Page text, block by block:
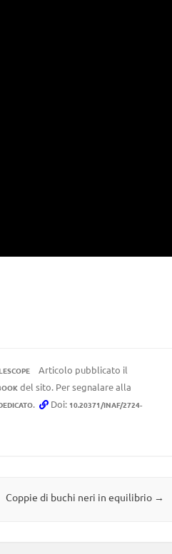
Articolo pubblicato il
del sito. Per segnalare alla
. Doi: 10.20371/INAF/2724-
Coppie di buchi neri in equilibrio →